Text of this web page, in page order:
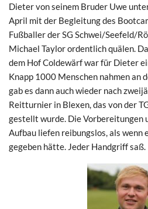
Dieter von seinem Bruder Uwe
April mit der Begleitung des
Fußballer der SG Schwei/Seefeld/
Michael Taylor ordentlich quälen.
dem Hof Coldewärf war für Dieter
Knapp 1000 Menschen nahmen an
gab es dann auch wieder nach
Reitturnier in Blexen, das von der
gestellt wurde. Die Vorbereitungen
Aufbau liefen reibungslos, als wenn
gegeben hätte. Jeder Handgriff saß.